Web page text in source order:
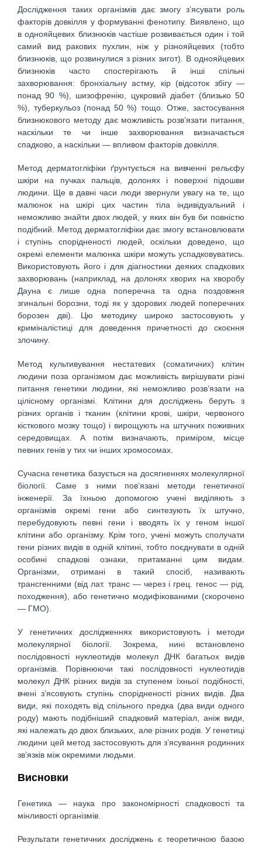
Дослідження таких організмів дає змогу з’ясувати роль
факторів довкіл­ля у формуванні фенотипу. Виявлено, що
в однояйцевих близнюків час­тіше розвивається один і той
самий вид ракових пухлин, ніж у різнояйцевих (тобто
близнюків, що розвинулися з різних зигот). В однояйцевих
близнюків часто спостерігають й інші спільні
захворювання: бронхіальну астму, кір (відсоток збігу —
понад 90 %), шизофренію, цукровий діабет (близько 50
%), туберкульоз (понад 50 %) тощо. Отже, застосування
близнюкового методу дає можливість розв’язати питання,
наскільки те чи інше захворювання визначається
спадково, а наскільки — впливом факторів довкілля.
Метод дерматогліфіки ґрунтується на вивченні рельєфу
шкіри на пучках пальців, долонях і поверхні підошви
людини. Ще в дав­ні часи люди звернули увагу на те, що
малюнок на шкірі цих частин тіла індивідуальний і
неможливо знайти двох людей, у яких він був би повністю
подібний. Метод дерматогліфіки дає змогу встановлювати
і ступінь спорідненості людей, оскільки доведено, що
окремі елементи малюнка шкіри можуть успадковуватись.
Використовують його і для діагностики деяких спадкових
захворювань (наприклад, на долонях хворих на хворобу
Дауна є лише одна поперечна та одна поздовжня
згинальні борозни, тоді як у здорових людей поперечних
борозен дві). Цю методику широко застосовують у
криміналістиці для доведення причетності до скоєння
злочину.
Метод культивування нестатевих (соматичних) клітин
людини поза організмом дає можливість вирішувати різні
питання генетики людини, які неможливо розв’язати на
цілісному організмі. Клітини для дослі­джень беруть з
різних органів і тканин (клітини крові, шкіри, червоного
кісткового мозку тощо) і вирощують на штучних поживних
середовищах. А потім визначають, приміром, місце
певних генів у тих чи інших хромо­сомах.
Сучасна генетика базується на досягненнях молекулярної
біології. Саме з ними пов’язані методи генетичної
інженерії. За їхньою допомогою учені виділяють з
організмів окремі гени або синтезують їх штучно,
перебудовують певні гени і вводять їх у геном іншої
клітини або організму. Крім того, учені можуть сполучати
гени різних видів в одній клітині, тобто поєднувати в одній
особині спадкові ознаки, притаманні цим видам.
Організми, отримані в такий спосіб, називають
трансгенними (від лат. транс — через і грец. генос — рід,
походження), або генетично модифікованими (скорочено
— ГМО).
У генетичних дослідженнях використовують і методи
молекулярної біо­логії. Зокрема, нині встановлено
послідовності нуклеотидів молекул ДНК багатьох видів
організмів. Порівнюючи такі послідовності нуклеотидів
молекул ДНК різних видів за ступенем їхньої подібності,
вчені з’ясовують ступінь спорідненості різних видів. Два
види, які походять від спільного предка (два види одного
роду) мають подібніший спадковий матеріал, аніж види,
які належать до двох близьких, але різних родів. У генетиці
людини цей метод застосовують для з’ясування родинних
зв’язків між окремими людьми.
Висновки
Генетика — наука про закономірності спадковості та
мінливості організмів.
Результати генетичних досліджень є теоретичною базою